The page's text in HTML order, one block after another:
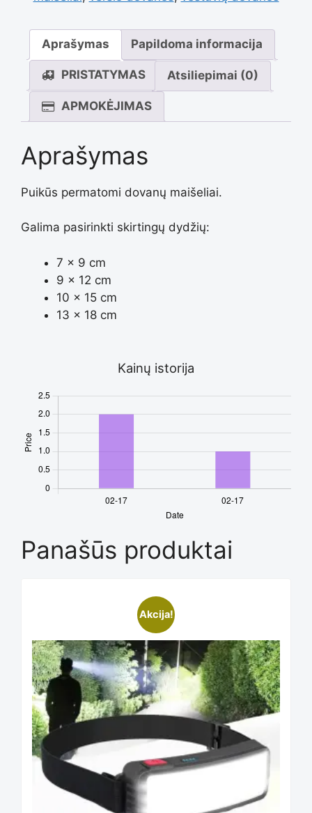
Aprašymas Papildoma informacija
PRISTATYMAS Atsiliepimai (0)
APMOKĖJIMAS
Aprašymas
Puikūs permatomi dovanų maišeliai.
Galima pasirinkti skirtingų dydžių:
7 x 9 cm
9 x 12 cm
10 x 15 cm
13 x 18 cm
Kainų istorija
Panašūs produktai
Akcija!